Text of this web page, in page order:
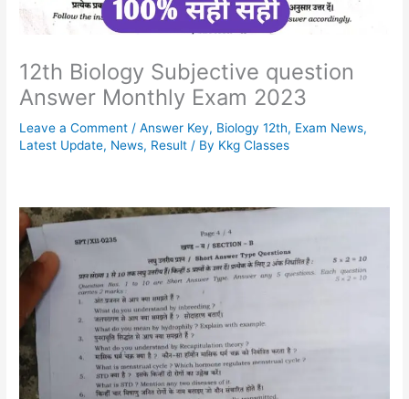
12th Biology Subjective question
Answer Monthly Exam 2023
Leave a Comment /Answer Key, Biology 12th, Exam News,
Latest Update, News, Result / By Kkg Classes